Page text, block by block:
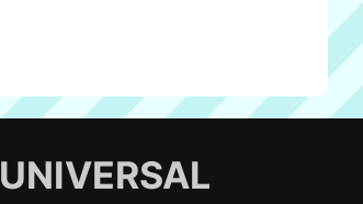
UNIVERSAL